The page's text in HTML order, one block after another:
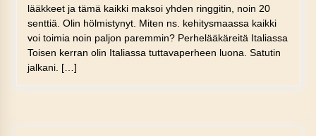
lääkkeet ja tämä kaikki maksoi yhden ringgitin, noin 20
senttiä. Olin hölmistynyt. Miten ns. kehitysmaassa kaikki
voi toimia noin paljon paremmin? Perhelääkäreitä Italiassa
Toisen kerran olin Italiassa tuttavaperheen luona. Satutin
jalkani. […]